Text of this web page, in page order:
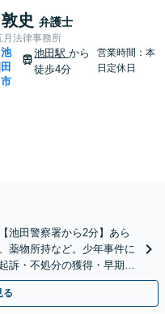
史 弁護士
月法律事務所
池
田
市
池田駅から
徒歩4分
営業時間：本
日定休日
池田警察署から2分】あら
薬物所持など。少年事件に
訴・不処分の獲得・早期の
】
る